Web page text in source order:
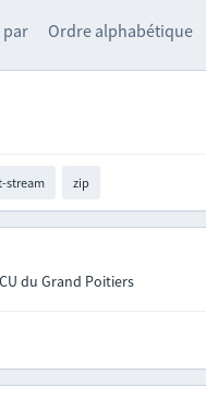
par Ordre alphabétique
stream zip
du Grand Poitiers